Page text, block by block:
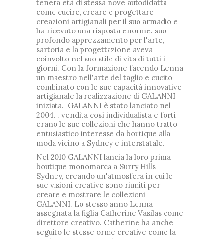
tenera età di stessa nove autodidatta
come cucire, creare e progettare
creazioni artigianali per il suo armadio e
ha ricevuto una risposta enorme. suo
profondo apprezzamento per l'arte,
sartoria e la progettazione aveva
coinvolto nel suo stile di vita di tutti i
giorni. Con la formazione facendo Lenna
un maestro nell'arte del taglio e cucito
combinato con le sue capacità innovative
artigianale la realizzazione di GALANNI
iniziata. GALANNI è stato lanciato nel
2004. . vendita così individualista e forti
erano le sue collezioni che hanno tratto
entusiastico interesse da boutique alla
moda vicino a Sydney e interstatale.
Nel 2010 GALANNI lancia la loro prima
boutique monomarca a Surry Hills
Sydney, creando un'atmosfera in cui le
sue visioni creative sono riuniti per
creare e mostrare le collezioni
GALANNI. Lo stesso anno Lenna
assegnata la figlia Catherine Vasilas come
direttore creativo. Catherine ha anche
seguito le stesse orme creative come la